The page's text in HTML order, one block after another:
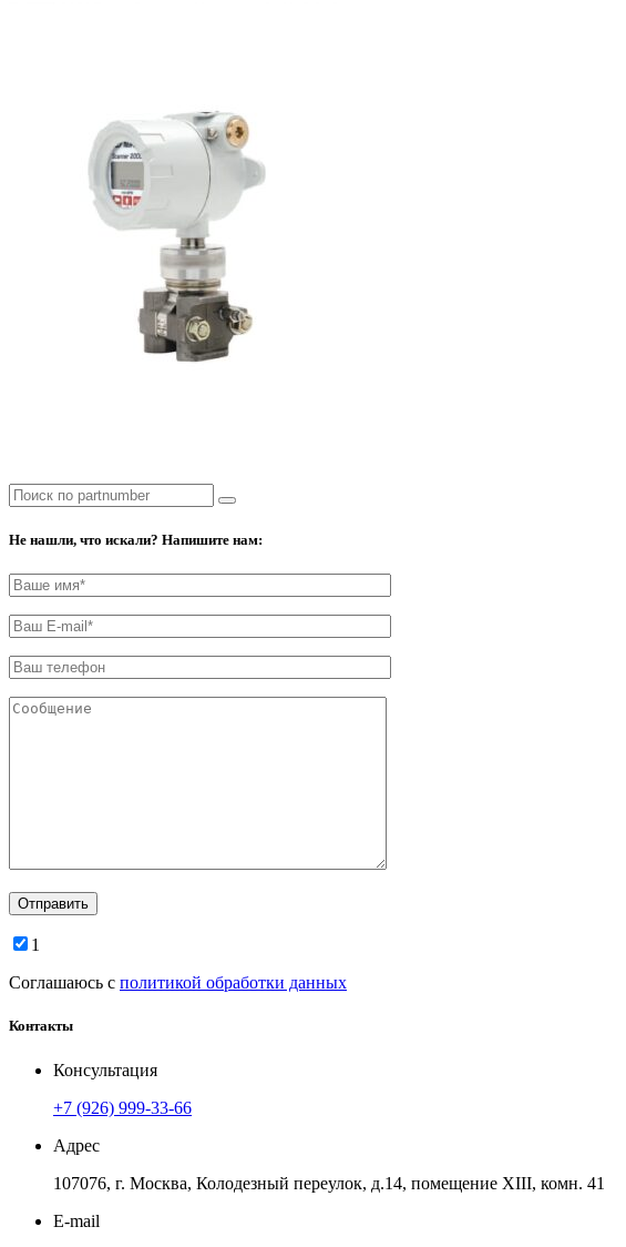
Не нашли, что искали? Напишите нам:
1
Соглашаюсь с политикой обработки данных
Контакты
Консультация
+7 (926) 999-33-66
Адрес
107076, г. Москва, Колодезный переулок, д.14, помещение ХIII, комн. 41
E-mail